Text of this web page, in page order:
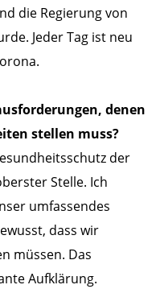
die Regierung von
Jeder Tag ist neu
denen
stellen muss?
der
Stelle. Ich
umfassendes
dass wir
müssen. Das
Aufklärung.